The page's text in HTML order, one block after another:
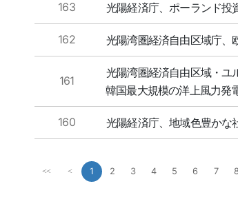
163 光陽経済庁、ポーランド投
162 光陽湾圏経済自由区域庁、
161
光陽湾圏経済自由区域・ユ
韓国最大規模の洋上風力発
160 光陽経済庁、地域色豊かな
<< < 1 2 3 4 5 6 7 8